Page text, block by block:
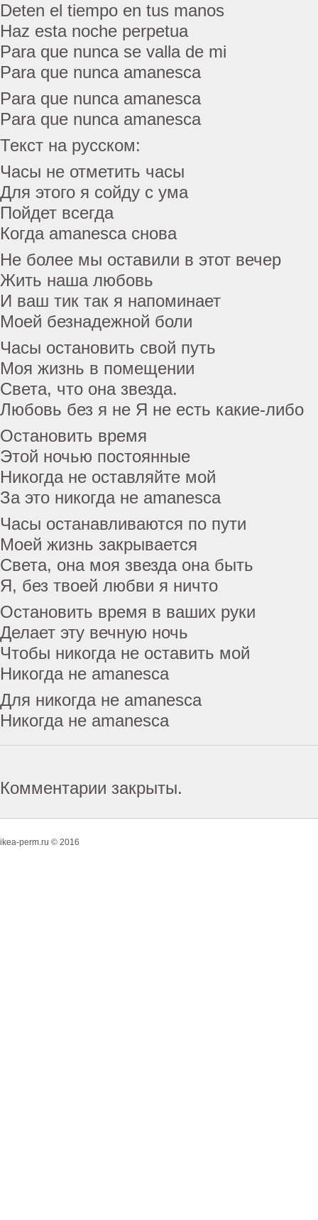
Deten el tiempo en tus manos
Haz esta noche perpetua
Para que nunca se valla de mi
Para que nunca amanesca
Para que nunca amanesca
Para que nunca amanesca
Текст на русском:
Часы не отметить часы
Для этого я сойду с ума
Пойдет всегда
Когда amanesca снова
Не более мы оставили в этот вечер
Жить наша любовь
И ваш тик так я напоминает
Моей безнадежной боли
Часы остановить свой путь
Моя жизнь в помещении
Света, что она звезда.
Любовь без я не Я не есть какие-либо
Остановить время
Этой ночью постоянные
Никогда не оставляйте мой
За это никогда не amanesca
Часы останавливаются по пути
Моей жизнь закрывается
Света, она моя звезда она быть
Я, без твоей любви я ничто
Остановить время в ваших руки
Делает эту вечную ночь
Чтобы никогда не оставить мой
Никогда не amanesca
Для никогда не amanesca
Никогда не amanesca
Комментарии закрыты.
ikea-perm.ru © 2016